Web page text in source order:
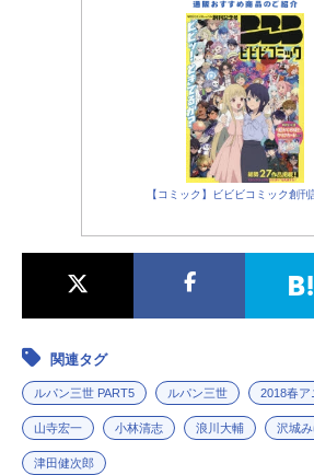
【コミック】ビビビコミック創刊
関連タグ
ルパン三世 PART5 ルパン三世 2018春ア
山寺宏一 小林清志 浪川大輔 沢城み
津田健次郎